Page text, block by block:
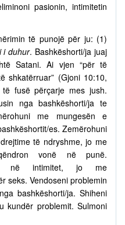
pasionin, intimitetin
të punojë për ju: (1)
i duhur. Bashkëshorti/ja juaj
Satani. Ai vjen “për të
shkatërruar” (Gjoni 10:10,
fusë përçarje mes jush.
nga bashkëshorti/ja te
me mungesën e
es. Zemërohuni
të ndryshme, jo me
vonë në punë.
në intimitet, jo me
seks. Vendoseni problemin
bashkëshorti/ja. Shiheni
kundër problemit. Sulmoni